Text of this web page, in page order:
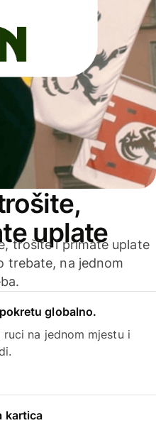
uplate
trošite i primate uplate
trebate, na jednom
globalno.
na jednom mjestu i
kartica